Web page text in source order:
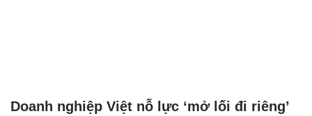
Doanh nghiệp Việt nỗ lực ‘mở lối đi riêng’